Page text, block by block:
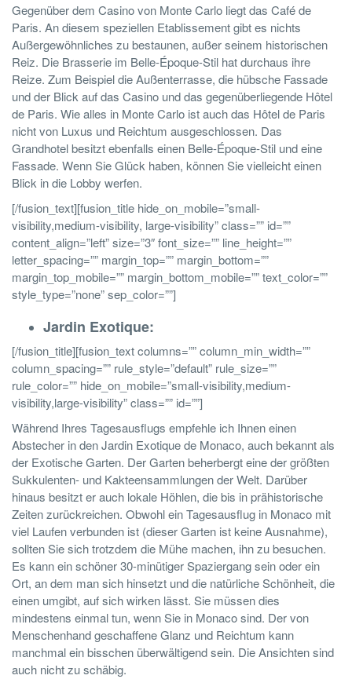
Gegenüber dem Casino von Monte Carlo liegt das Café de
Paris. An diesem speziellen Etablissement gibt es nichts
Außergewöhnliches zu bestaunen, außer seinem historischen
Reiz. Die Brasserie im Belle-Époque-Stil hat durchaus ihre
Reize. Zum Beispiel die Außenterrasse, die hübsche Fassade
und der Blick auf das Casino und das gegenüberliegende Hôtel
de Paris. Wie alles in Monte Carlo ist auch das Hôtel de Paris
nicht von Luxus und Reichtum ausgeschlossen. Das
Grandhotel besitzt ebenfalls einen Belle-Époque-Stil und eine
Fassade. Wenn Sie Glück haben, können Sie vielleicht einen
Blick in die Lobby werfen.
[/fusion_text][fusion_title hide_on_mobile=”small-
visibility,medium-visibility, large-visibility” class=”” id=””
content_align=”left” size=”3″ font_size=”” line_height=””
letter_spacing=”” margin_top=”” margin_bottom=””
margin_top_mobile=”” margin_bottom_mobile=”” text_color=””
style_type=”none” sep_color=””]
Jardin Exotique:
[/fusion_title][fusion_text columns=”” column_min_width=””
column_spacing=”” rule_style=”default” rule_size=””
rule_color=”” hide_on_mobile=”small-visibility,medium-
visibility,large-visibility” class=”” id=””]
Während Ihres Tagesausflugs empfehle ich Ihnen einen
Abstecher in den Jardin Exotique de Monaco, auch bekannt als
der Exotische Garten. Der Garten beherbergt eine der größten
Sukkulenten- und Kakteensammlungen der Welt. Darüber
hinaus besitzt er auch lokale Höhlen, die bis in prähistorische
Zeiten zurückreichen. Obwohl ein Tagesausflug in Monaco mit
viel Laufen verbunden ist (dieser Garten ist keine Ausnahme),
sollten Sie sich trotzdem die Mühe machen, ihn zu besuchen.
Es kann ein schöner 30-minütiger Spaziergang sein oder ein
Ort, an dem man sich hinsetzt und die natürliche Schönheit, die
einen umgibt, auf sich wirken lässt. Sie müssen dies
mindestens einmal tun, wenn Sie in Monaco sind. Der von
Menschenhand geschaffene Glanz und Reichtum kann
manchmal ein bisschen überwältigend sein. Die Ansichten sind
auch nicht zu schäbig.